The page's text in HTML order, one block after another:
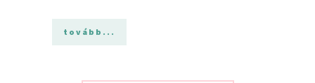
tovább...